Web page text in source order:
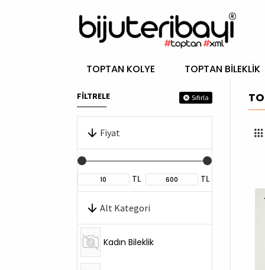
TOPTAN KOLYE TOPTAN BILEKLIK
FİLTRELE Sıfırla
Fiyat
TL TL
Alt Kategori
Kadın Bileklik